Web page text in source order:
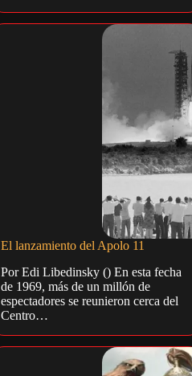
El lanzamiento del Apolo 11
Por Edi Libedinsky () En esta fecha
de 1969, más de un millón de
espectadores se reunieron cerca del
Centro…